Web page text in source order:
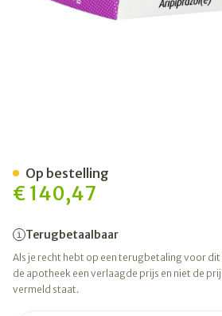
€ 140,47
Terugbetaalbaar
Als je recht hebt op een terugbetaling voor
de apotheek een verlaagde prijs en niet de
vermeld staat.
Op bestelling